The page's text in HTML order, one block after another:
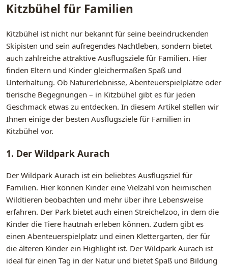
Kitzbühel für Familien
Kitzbühel ist nicht nur bekannt für seine beeindruckenden
Skipisten und sein aufregendes Nachtleben, sondern bietet
auch zahlreiche attraktive Ausflugsziele für Familien. Hier
finden Eltern und Kinder gleichermaßen Spaß und
Unterhaltung. Ob Naturerlebnisse, Abenteuerspielplätze oder
tierische Begegnungen – in Kitzbühel gibt es für jeden
Geschmack etwas zu entdecken. In diesem Artikel stellen wir
Ihnen einige der besten Ausflugsziele für Familien in
Kitzbühel vor.
1. Der Wildpark Aurach
Der Wildpark Aurach ist ein beliebtes Ausflugsziel für
Familien. Hier können Kinder eine Vielzahl von heimischen
Wildtieren beobachten und mehr über ihre Lebensweise
erfahren. Der Park bietet auch einen Streichelzoo, in dem die
Kinder die Tiere hautnah erleben können. Zudem gibt es
einen Abenteuerspielplatz und einen Klettergarten, der für
die älteren Kinder ein Highlight ist. Der Wildpark Aurach ist
ideal für einen Tag in der Natur und bietet Spaß und Bildung